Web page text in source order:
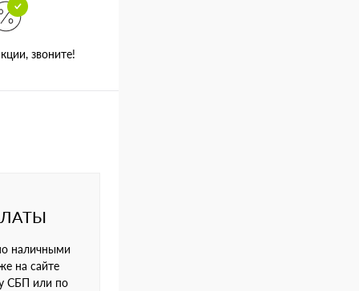
звоните!
наличными
на сайте
СБП или по